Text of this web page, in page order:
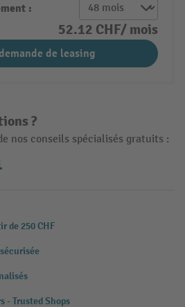
?
nos conseils spécialisés gratuits :
:
52.12 CHF/ mois
de leasing
de 250 CHF
- Trusted Shops